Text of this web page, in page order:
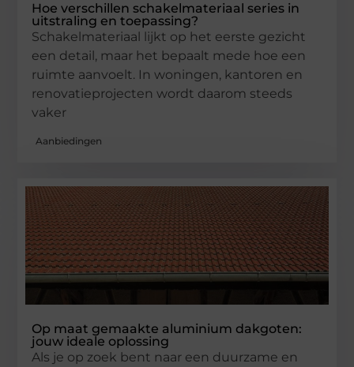
Hoe verschillen schakelmateriaal series in
uitstraling en toepassing?
Schakelmateriaal lijkt op het eerste gezicht
een detail, maar het bepaalt mede hoe een
ruimte aanvoelt. In woningen, kantoren en
renovatieprojecten wordt daarom steeds
vaker
Aanbiedingen
Op maat gemaakte aluminium dakgoten:
jouw ideale oplossing
Als je op zoek bent naar een duurzame en